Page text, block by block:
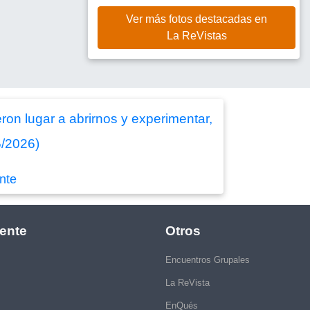
Ver más fotos destacadas en
La ReVistas
lugar a abrirnos y experimentar,
2026)
Otros
Encuentros Grupales
La ReVista
EnQués